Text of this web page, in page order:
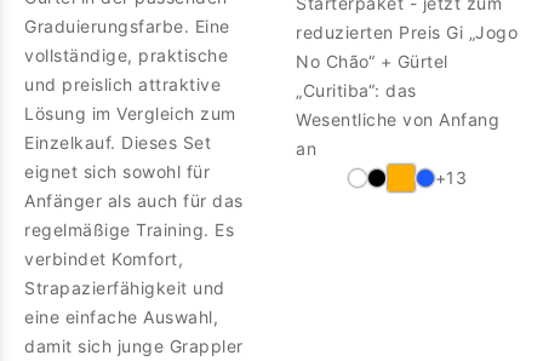
Graduierungsfarbe. Eine
vollständige, praktische
und preislich attraktive
Lösung im Vergleich zum
Einzelkauf. Dieses Set
eignet sich sowohl für
Anfänger als auch für das
regelmäßige Training. Es
verbindet Komfort,
Strapazierfähigkeit und
eine einfache Auswahl,
damit sich junge Grappler
reduzierten Preis Gi „Jogo
No Chão“ + Gürtel
„Curitiba“: das
Wesentliche von Anfang
an
+13